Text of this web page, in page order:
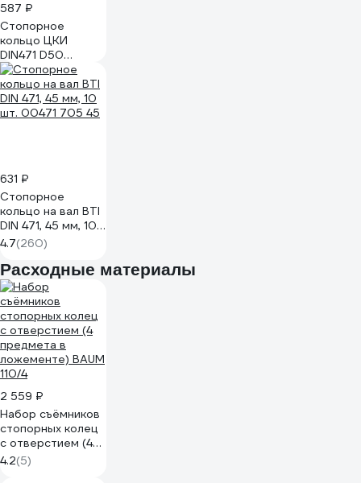
587 ₽
Стопорное
кольцо ЦКИ
DIN471 D50
наружное 5 шт.
6178
631 ₽
Стопорное
кольцо на вал BTI
DIN 471, 45 мм, 10
шт. 00471 705 45
4.7(260)
Расходные материалы
2 559 ₽
Набор съёмников
стопорных колец
с отверстием (4
предмета в
ложементе) BAUM
4.2(5)